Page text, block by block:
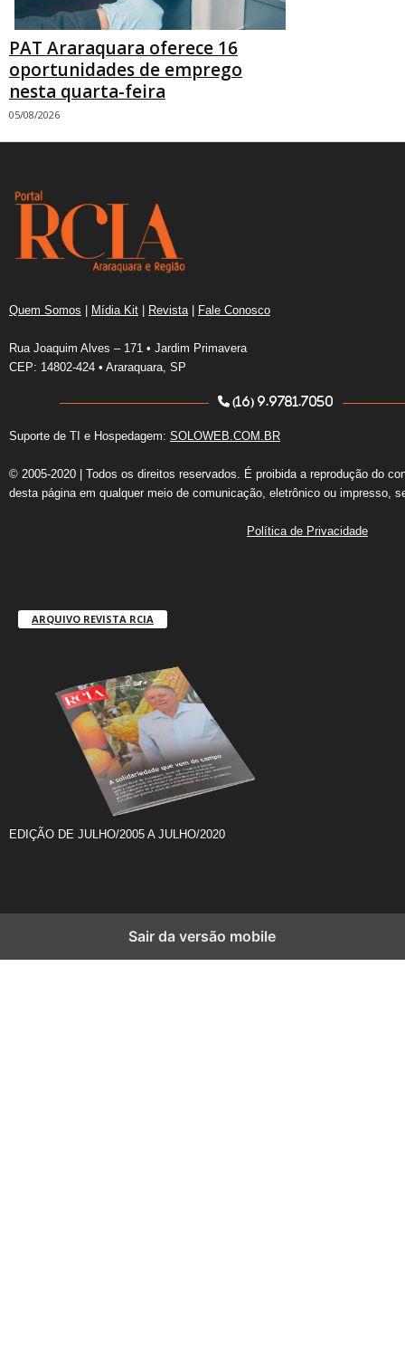
PAT Araraquara oferece 16
oportunidades de emprego
nesta quarta-feira
05/08/2026
Quem Somos | Mídia Kit | Revista | Fale Conosco
Rua Joaquim Alves – 171 • Jardim Primavera
CEP: 14802-424 • Araraquara, SP
(16) 9.9781.7050
Suporte de TI e Hospedagem: SOLOWEB.COM.BR
© 2005-2020 | Todos os direitos reservados. É proibida a reprodução do
desta página em qualquer meio de comunicação, eletrônico ou impresso,
Política de Privacidade
ARQUIVO REVISTA RCIA
EDIÇÃO DE JULHO/2005 A JULHO/2020
Sair da versão mobile